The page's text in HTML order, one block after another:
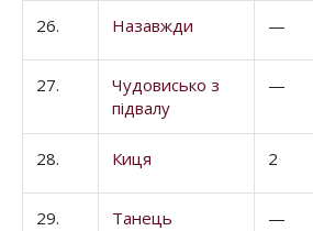
26. Назавжди —
27.
Чудовисько з
підвалу
—
28. Киця 2
29. Танець —